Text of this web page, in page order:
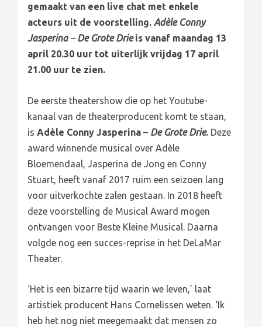
gemaakt van een live chat met enkele
acteurs uit de voorstelling.Adèle Conny
Jasperina –De Grote Drieis vanaf maandag 13
april 20.30 uur tot uiterlijk vrijdag 17 april
21.00 uur te zien.
De eerste theatershow die op het Youtube-
kanaal van de theaterproducent komt te staan,
is Adèle Conny Jasperina– De Grote Drie. Deze
award winnende musical over Adèle
Bloemendaal, Jasperina de Jong en Conny
Stuart, heeft vanaf 2017 ruim een seizoen lang
voor uitverkochte zalen gestaan. In 2018 heeft
deze voorstelling de Musical Award mogen
ontvangen voor Beste Kleine Musical. Daarna
volgde nog een succes-reprise in het DeLaMar
Theater.
‘Het is een bizarre tijd waarin we leven,’ laat
artistiek producent Hans Cornelissen weten. ‘Ik
heb het nog niet meegemaakt dat mensen zo